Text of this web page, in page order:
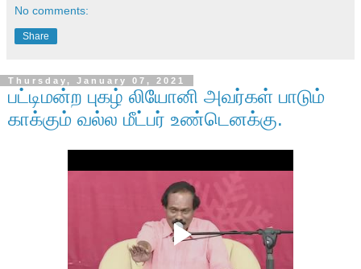
No comments:
Share
Thursday, January 07, 2021
பட்டிமன்ற புகழ் லியோனி அவர்கள் பாடும்
காக்கும் வல்ல மீட்பர் உண்டெனக்கு.